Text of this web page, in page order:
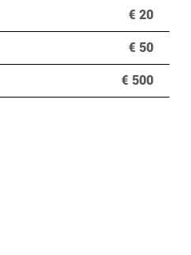
€ 20
€ 50
€ 500